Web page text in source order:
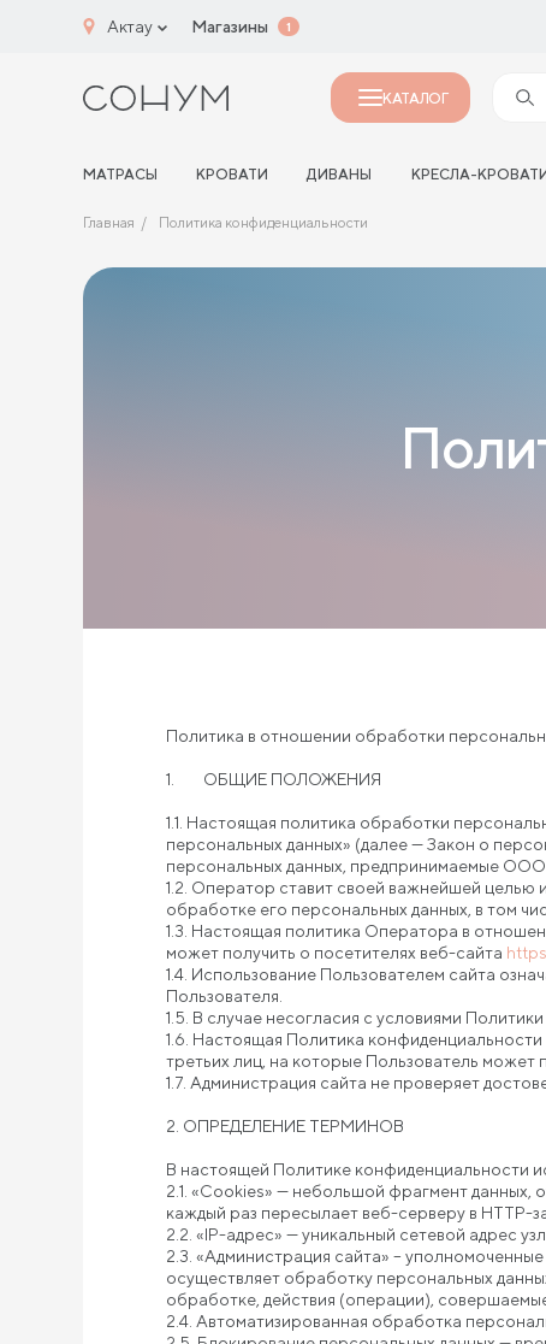
Актау Магазины 1
КАТАЛОГ
МАТРАСЫ КРОВАТИ ДИВАНЫ КРЕСЛА-
Главная Политика конфиденциальности
Политика в отношении обработки
1. ОБЩИЕ ПОЛОЖЕНИЯ
1.1. Настоящая политика обработки
персональных данных» (далее — Закон о
персональных данных, предпринимаемые
1.2. Оператор ставит своей важнейшей целью
обработке его персональных данных, в том
1.3. Настоящая политика Оператора в
может получить о посетителях веб-сайта
1.4. Использование Пользователем сайта
Пользователя.
1.5. В случае несогласия с условиями
1.6. Настоящая Политика конфиденциальности
третьих лиц, на которые Пользователь может
1.7. Администрация сайта не проверяет
2. ОПРЕДЕЛЕНИЕ ТЕРМИНОВ
В настоящей Политике конфиденциальности
2.1. «Cookies» — небольшой фрагмент
каждый раз пересылает веб-серверу в HTTP-
2.2. «IP-адрес» — уникальный сетевой адрес
2.3. «Администрация сайта» –
осуществляет обработку персональных
обработке, действия (операции),
2.4. Автоматизированная обработка